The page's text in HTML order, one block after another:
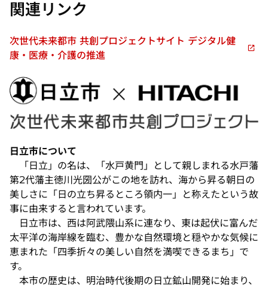
関連リンク
次世代未来都市 共創プロジェクトサイト デジタル健
康・医療・介護の推進
新
い
タ
ブ
で
く
日立市について
「日立」の名は、「水戸黄門」として親しまれる水戸藩
第2代藩主徳川光圀公がこの地を訪れ、海から昇る朝日の
美しさに「日の立ち昇るところ領内一」と称えたという故
事に由来すると言われています。
日立市は、西は阿武隈山系に連なり、東は起伏に富んだ
太平洋の海岸線を臨む、豊かな自然環境と穏やかな気候に
恵まれた「四季折々の美しい自然を満喫できるまち」で
す。
本市の歴史は、明治時代後期の日立鉱山開発に始まり、